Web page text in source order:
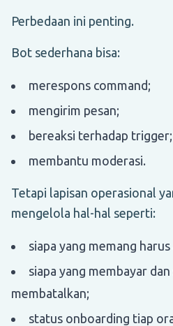
Perbedaan ini penting.
Bot sederhana bisa:
merespons command;
mengirim pesan;
bereaksi terhadap trigger;
membantu moderasi.
Tetapi lapisan operasional
mengelola hal-hal seperti:
siapa yang memang
siapa yang membayar dan
membatalkan;
status onboarding tiap